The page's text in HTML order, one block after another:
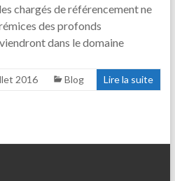
chargés de référencement ne
des profonds
dans le domaine
2016 Blog Lire la suite